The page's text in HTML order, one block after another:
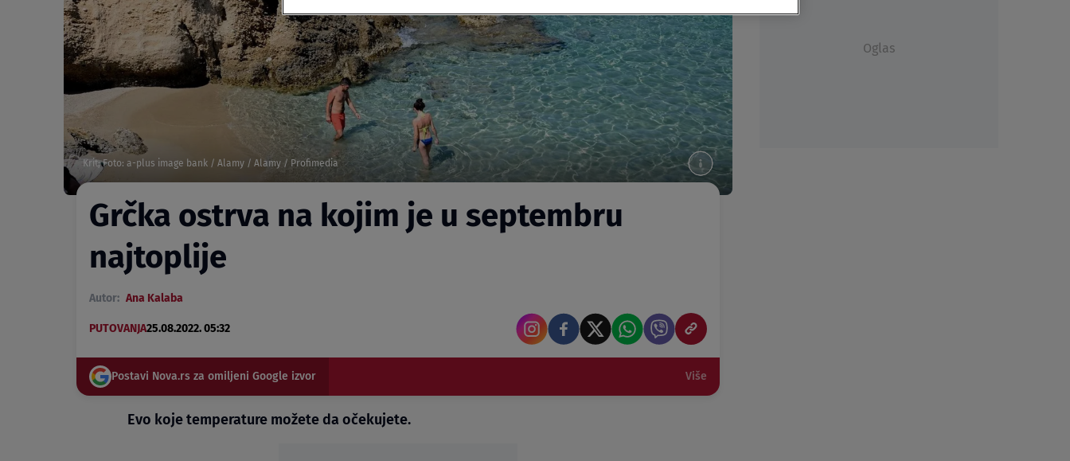
Krit; Foto: a-plus image bank / Alamy / Alamy / Profimedia
Grčka ostrva na kojim je u septembru
najtoplije
Autor: Ana Kalaba
PUTOVANJA25.08.2022. 05:32
Postavi Nova.rs za omiljeni Google izvor Više
Evo koje temperature možete da očekujete.
Oglas